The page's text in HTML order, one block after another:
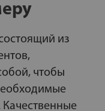
из
чтобы
Качественные